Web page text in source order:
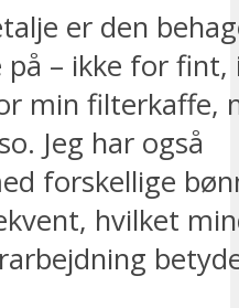
er den
på – ikke for
min filterkaffe,
Jeg har også
forskellige
hvilket